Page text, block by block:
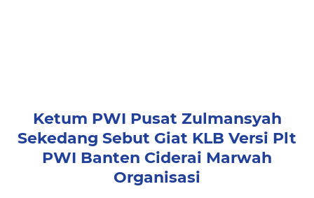
Ketum PWI Pusat Zulmansyah
Sekedang Sebut Giat KLB Versi Plt
PWI Banten Ciderai Marwah
Organisasi